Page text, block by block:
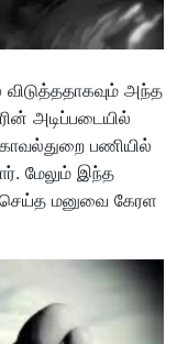
அந்த
அடிப்படையில்
பணியில்
மேலும் இந்த
மனுவை கேரள